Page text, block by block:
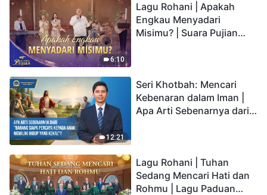
6:10
Lagu Rohani | Apakah
Engkau Menyadari
Misimu? | Suara Pujian
12:21
Seri Khotbah: Mencari
Kebenaran dalam Iman |
Apa Arti Sebenarnya dari
Lagu Rohani | Tuhan
Sedang Mencari Hati dan
Rohmu | Lagu Paduan